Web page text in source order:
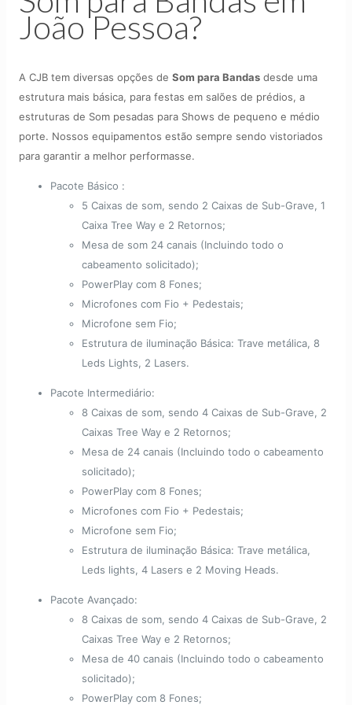
João Pessoa?
A CJB tem diversas opções de Som para Bandas desde uma
estrutura mais básica, para festas em salões de prédios, a
estruturas de Som pesadas para Shows de pequeno e médio
porte. Nossos equipamentos estão sempre sendo vistoriados
para garantir a melhor performasse.
Pacote Básico :
5 Caixas de som, sendo 2 Caixas de Sub-Grave, 1
Caixa Tree Way e 2 Retornos;
Mesa de som 24 canais (Incluindo todo o
cabeamento solicitado);
PowerPlay com 8 Fones;
Microfones com Fio + Pedestais;
Microfone sem Fio;
Estrutura de iluminação Básica: Trave metálica, 8
Leds Lights, 2 Lasers.
Pacote Intermediário:
8 Caixas de som, sendo 4 Caixas de Sub-Grave, 2
Caixas Tree Way e 2 Retornos;
Mesa de 24 canais (Incluindo todo o cabeamento
solicitado);
PowerPlay com 8 Fones;
Microfones com Fio + Pedestais;
Microfone sem Fio;
Estrutura de iluminação Básica: Trave metálica,
Leds lights, 4 Lasers e 2 Moving Heads.
Pacote Avançado:
8 Caixas de som, sendo 4 Caixas de Sub-Grave, 2
Caixas Tree Way e 2 Retornos;
Mesa de 40 canais (Incluindo todo o cabeamento
solicitado);
PowerPlay com 8 Fones;